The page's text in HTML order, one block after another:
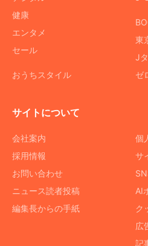
健康
エンタメ
セール
おうちスタイル
東
J
ゼ
サイトについて
会社案内
採用情報
お問い合わせ
ニュース読者投稿
編集長からの手紙
個
サ
AI
ク
広
記